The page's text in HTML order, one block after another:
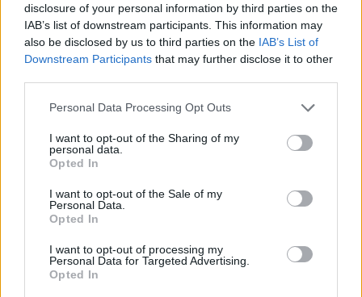
disclosure of your personal information by third parties on the
IAB’s list of downstream participants. This information may
also be disclosed by us to third parties on the IAB’s List of
Downstream Participants that may further disclose it to other
Personal Data Processing Opt Outs
I want to opt-out of the Sharing of my
personal data.
Opted In
I want to opt-out of the Sale of my
Personal Data.
Opted In
I want to opt-out of processing my
Personal Data for Targeted Advertising.
Opted In
«Il MoVimento ‘ritorna al futuro’ con uno sguardo attento al
suo passato perché se si vuole crescere è importante non
dimenticare i propri semi.#laCartadiFirenze”,posta il
alla Carta, un documento in 12 punti che dieci anni fa
sancì i principi del ‘nuovo risorgimento’ e diede tra l’altro il
via alle prime Liste Civiche».
TAG: